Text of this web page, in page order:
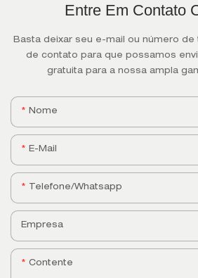
Entre Em Contato
Basta deixar seu e-mail ou número
de contato para que possamos
gratuita para a nossa ampla
Nome
E-Mail
Telefone/whatsapp
Empresa
Contente